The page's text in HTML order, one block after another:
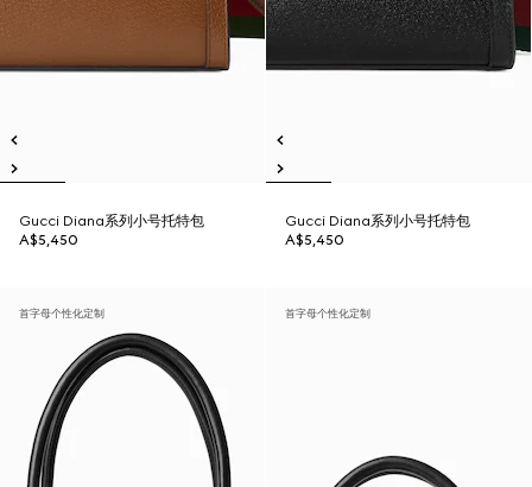
Gucci Diana系列小号托特包
A$5,450
Gucci Diana系列小号托特包
A$5,450
首字母个性化定制 首字母个性化定制